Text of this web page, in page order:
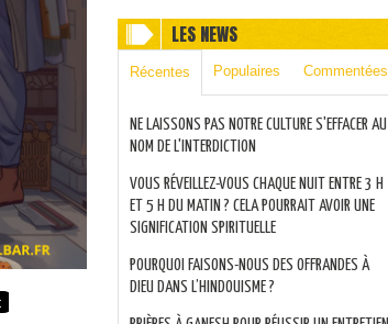
LES NEWS
Récentes Populaires Commentées
NE LAISSONS PAS NOTRE CULTURE S'EFFACER AU
NOM DE L'INTERDICTION
VOUS RÉVEILLEZ-VOUS CHAQUE NUIT ENTRE 3 H
ET 5 H DU MATIN ? CELA POURRAIT AVOIR UNE
SIGNIFICATION SPIRITUELLE
POURQUOI FAISONS-NOUS DES OFFRANDES À
DIEU DANS L’HINDOUISME ?